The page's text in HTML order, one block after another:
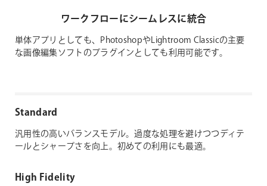
ワークフローにシームレスに統合
単体アプリとしても、PhotoshopやLightroom Classicの主要
な画像編集ソフトのプラグインとしても利用可能です。
Standard
汎用性の高いバランスモデル。過度な処理を避けつつディテ
ールとシャープさを向上。初めての利用にも最適。
High Fidelity